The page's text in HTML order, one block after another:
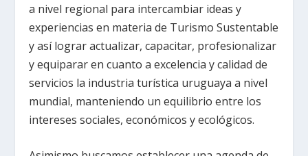
a nivel regional para intercambiar ideas y
experiencias en materia de Turismo Sustentable
y así lograr actualizar, capacitar, profesionalizar
y equiparar en cuanto a excelencia y calidad de
servicios la industria turística uruguaya a nivel
mundial, manteniendo un equilibrio entre los
intereses sociales, económicos y ecológicos.